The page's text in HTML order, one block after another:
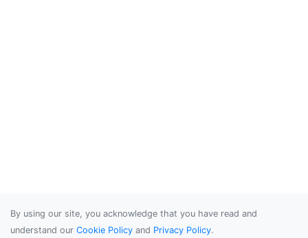
By using our site, you acknowledge that you have read and
understand our Cookie Policy and Privacy Policy.